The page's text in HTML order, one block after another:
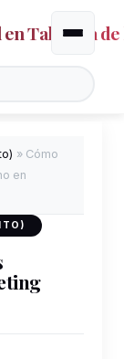
Talavera de
Alternar
» Cómo
en